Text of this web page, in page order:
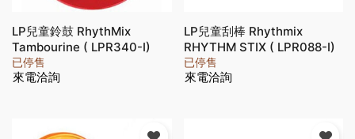
LP兒童鈴鼓 RhythMix
Tambourine ( LPR340-I)
已停售
來電洽詢
LP兒童刮棒 Rhythmix
RHYTHM STIX ( LPR088-I)
已停售
來電洽詢